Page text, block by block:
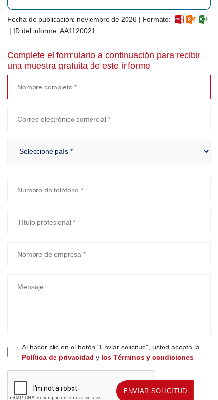
Fecha de publicación: noviembre de 2026 | Formato:
| ID del informe: AA1120021
Complete el formulario a continuación para recibir
una muestra gratuita de este informe
Al hacer clic en el botón "Enviar solicitud", usted acepta la
Política de privacidad y los Términos y condiciones
ENVIAR SOLICITUD ENVIAR SOLICITUD